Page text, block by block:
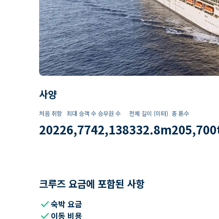
사양
처음 취항
2022
최대 승객 수
6,774
승무원 수
2,138
전체 길이 (미터)
332.8m
총 톤수
205,700
크루즈 요금에 포함된 사항
check숙박 요금
check 이동 비용